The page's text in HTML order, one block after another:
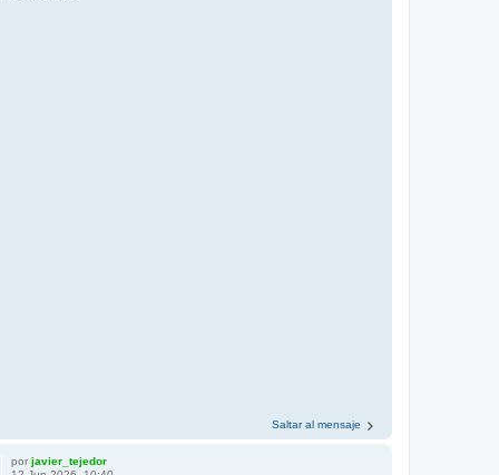
Saltar al mensaje
porjavier_tejedor